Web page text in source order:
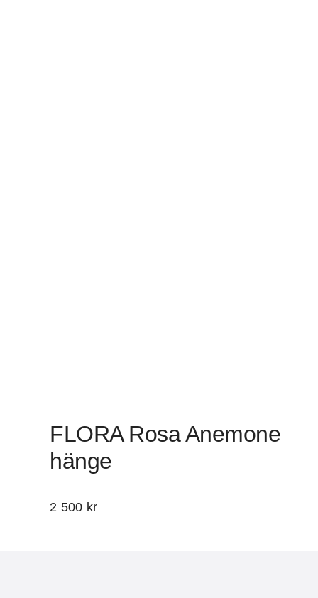
FLORA Rosa Anemone
hänge
2 500 kr